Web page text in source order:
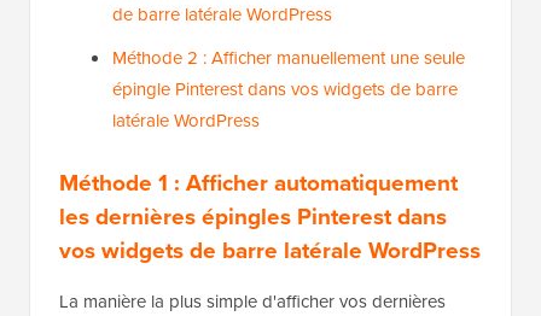
de barre latérale WordPress
Méthode 2 : Afficher manuellement une seule
épingle Pinterest dans vos widgets de barre
latérale WordPress
Méthode 1 : Afficher automatiquement
les dernières épingles Pinterest dans
vos widgets de barre latérale WordPress
La manière la plus simple d'afficher vos dernières